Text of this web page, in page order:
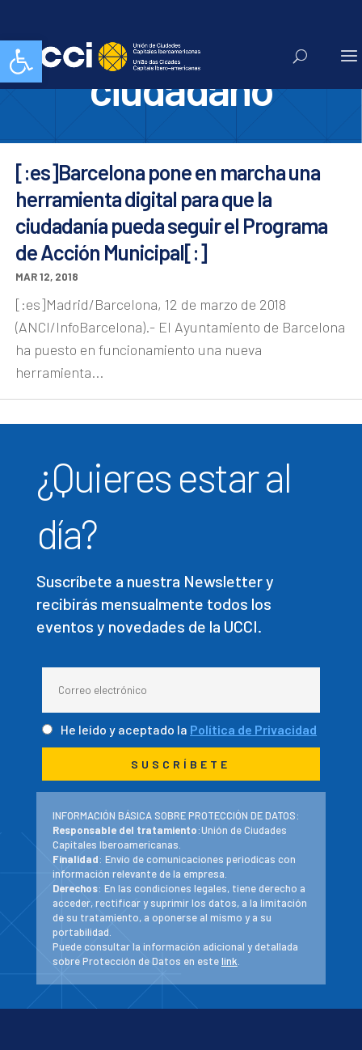
Abrir barra de herramientascontrol
ciudadano
[:es]Barcelona pone en marcha una
herramienta digital para que la
ciudadanía pueda seguir el Programa
de Acción Municipal[:]
MAR 12, 2018
[:es]Madrid/Barcelona, 12 de marzo de 2018
(ANCI/InfoBarcelona).- El Ayuntamiento de Barcelona
ha puesto en funcionamiento una nueva
herramienta...
¿Quieres estar al
día?
Suscríbete a nuestra Newsletter y
recibirás mensualmente todos los
eventos y novedades de la UCCI.
He leído y aceptado la Política de Privacidad
INFORMACIÓN BÁSICA SOBRE PROTECCIÓN DE DATOS:
Responsable del tratamiento:Unión de Ciudades
Capitales Iberoamericanas.
Finalidad: Envío de comunicaciones periodicas con
información relevante de la empresa.
Derechos: En las condiciones legales, tiene derecho a
acceder, rectificar y suprimir los datos, a la limitación
de su tratamiento, a oponerse al mismo y a su
portabilidad.
Puede consultar la información adicional y detallada
sobre Protección de Datos en estelink